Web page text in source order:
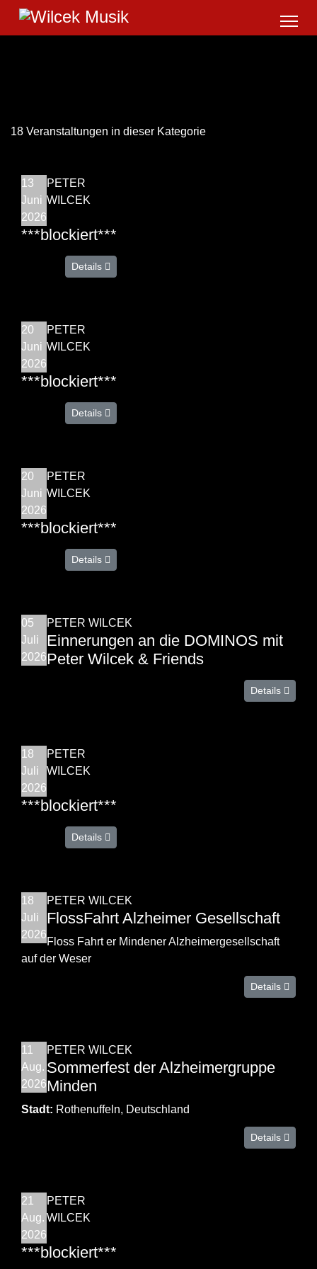
18 Veranstaltungen in dieser Kategorie
13
Juni
2026
PETER
WILCEK
***blockiert***
Details
20
Juni
2026
PETER
WILCEK
***blockiert***
Details
20
Juni
2026
PETER
WILCEK
***blockiert***
Details
05
Juli
2026
PETER WILCEK
Einnerungen an die DOMINOS mit
Peter Wilcek & Friends
Details
18
Juli
2026
PETER
WILCEK
***blockiert***
Details
18
Juli
2026
PETER WILCEK
FlossFahrt Alzheimer Gesellschaft
Floss Fahrt er Mindener Alzheimergesellschaft
auf der Weser
Details
11
Aug.
2026
PETER WILCEK
Sommerfest der Alzheimergruppe
Minden
Stadt: Rothenuffeln, Deutschland
Details
21
Aug.
2026
PETER
WILCEK
***blockiert***